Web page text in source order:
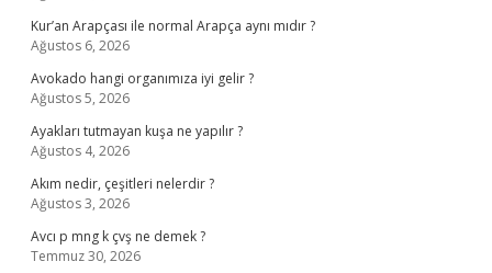
Kur’an Arapçası ile normal Arapça aynı mıdır ?
Ağustos 6, 2026
Avokado hangi organımıza iyi gelir ?
Ağustos 5, 2026
Ayakları tutmayan kuşa ne yapılır ?
Ağustos 4, 2026
Akım nedir, çeşitleri nelerdir ?
Ağustos 3, 2026
Avcı p mng k çvş ne demek ?
Temmuz 30, 2026